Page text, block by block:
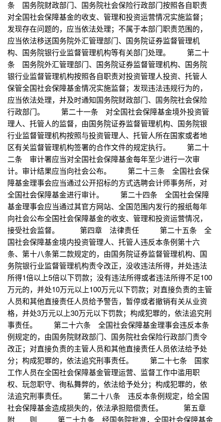
条 国务院财政部门、国务院社会保险行政部门按照各自职责
对全国社会保障基金的收支、管理和投资运营情况实施监督；
发现存在问题的，应当依法处理；不属于本部门职责范围的，
应当依法移送国务院外汇管理部门、国务院证券监督管理机
构、国务院银行业监督管理机构等有关部门处理。 第二十
条 国务院外汇管理部门、国务院证券监督管理机构、国务院
银行业监督管理机构按照各自职责对投资管理人投资、托管人
保管全国社会保障基金情况实施监督；发现违法违规行为的，
应当依法处理，并及时通知国务院财政部门、国务院社会保险
行政部门。 第二十一条 对全国社会保障基金境外投资管
理人、托管人的监督，由国务院证券监督管理机构、国务院银
行业监督管理机构按照与投资管理人、托管人所在国家或者地
区有关监督管理机构签署的合作文件的规定执行。 第二十
二条 审计署应当对全国社会保障基金每年至少进行一次审
计。审计结果应当向社会公布。 第二十三条 全国社会保
障基金理事会应当通过公开招标的方式选聘会计师事务所，对
全国社会保障基金进行审计。 第二十四条 全国社会保障
基金理事会应当通过其官方网站、全国范围内发行的报纸每年
向社会公布全国社会保障基金的收支、管理和投资运营情况，
接受社会监督。 第四章 法律责任 第二十五条 全
国社会保障基金境内投资管理人、托管人违反本条例第十六
条、第十八条第二款规定的，由国务院证券监督管理机构、国
务院银行业监督管理机构责令改正，没收违法所得，并处违法
所得1倍以上5倍以下罚款；没有违法所得或者违法所得不足100
万元的，并处10万元以上100万元以下罚款；对直接负责的主管
人员和其他直接责任人员给予警告，暂停或者撤销有关从业资
格，并处3万元以上30万元以下罚款；构成犯罪的，依法追究刑
事责任。 第二十六条 全国社会保障基金理事会违反本条
例规定的，由国务院财政部门、国务院社会保险行政部门责令
改正；对直接负责的主管人员和其他直接责任人员依法给予处
分；构成犯罪的，依法追究刑事责任。 第二十七条 国家
工作人员在全国社会保障基金管理运营、监督工作中滥用职
权、玩忽职守、徇私舞弊的，依法给予处分；构成犯罪的，依
法追究刑事责任。 第二十八条 违反本条例规定，给全国
社会保障基金造成损失的，依法承担赔偿责任。 第五章
附 则 第二十九条 经国务院批准，全国社会保障基金